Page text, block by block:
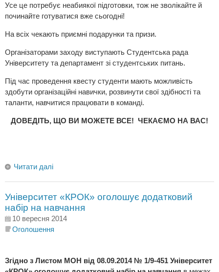
Усе це потребує неабиякої підготовки, тож не зволікайте й
починайте готуватися вже сьогодні!
На всіх чекають приємні подарунки та призи.
Організаторами заходу виступають Студентська рада
Університету та департамент зі студентських питань.
Під час проведення квесту студенти мають можливість
здобути організаційні навички, розвинути свої здібності та
таланти, навчитися працювати в команді.
ДОВЕДІТЬ, ЩО ВИ МОЖЕТЕ ВСЕ! ЧЕКАЄМО НА ВАС!
Читати далі
Університет «КРОК» оголошує додатковий
набір на навчання
10 вересня 2014
Оголошення
Згідно з Листом МОН від 08.09.2014 № 1/9-451 Університет